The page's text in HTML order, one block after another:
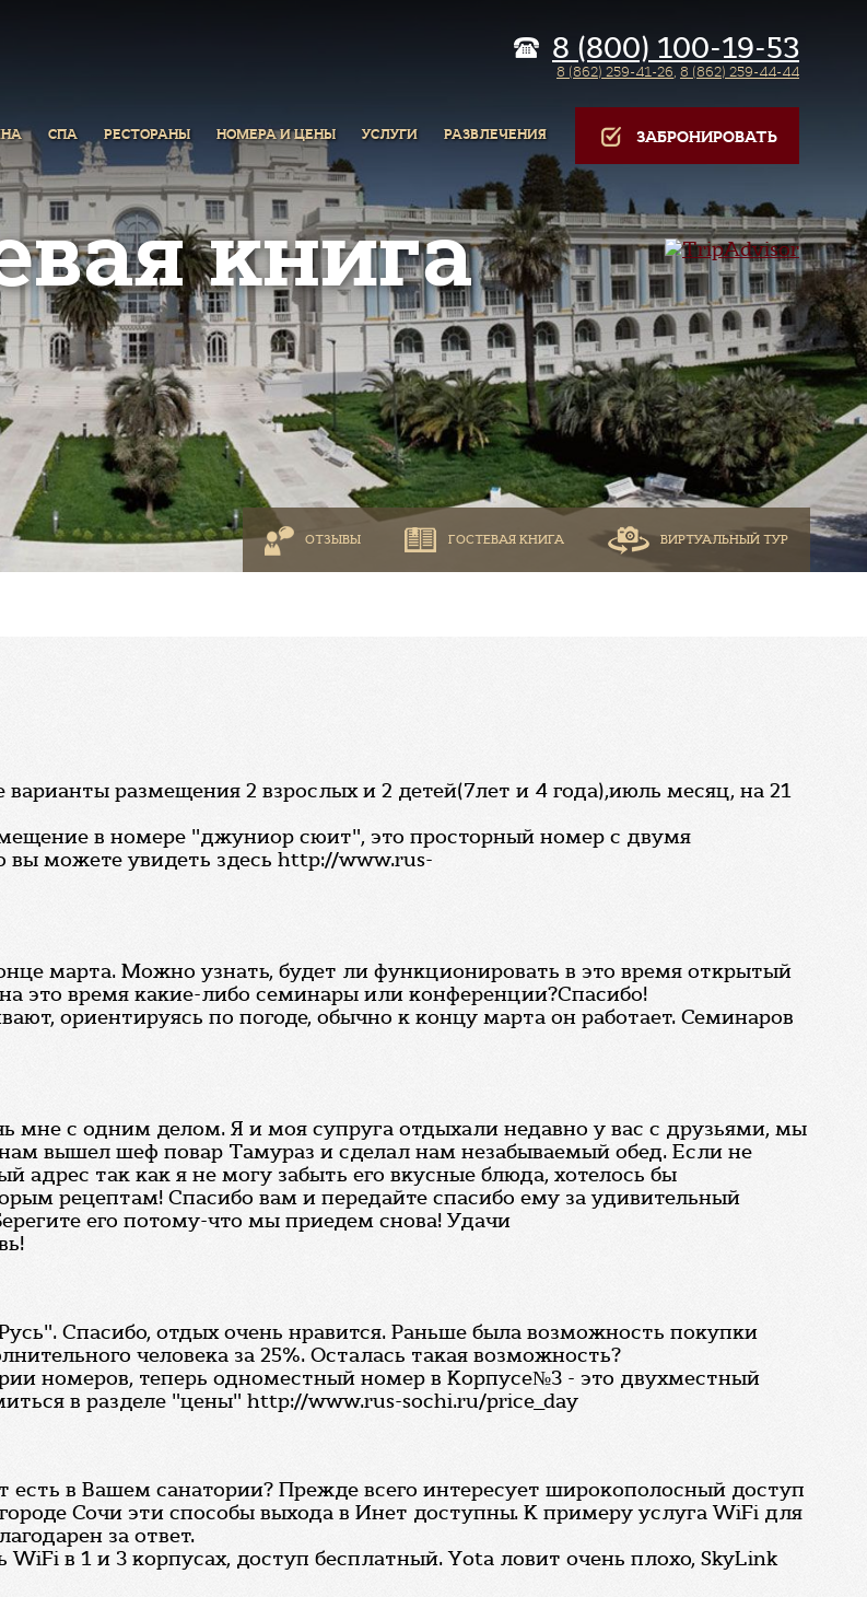
8 (800) 100-19-53
8 (862) 259-41-26, 8 (862) 259-44-44
СПА РЕСТОРАНЫ НОМЕРА И ЦЕНЫ УСЛУГИ РАЗВЛЕЧЕНИЯ ЗАБРОНИРОВАТЬ
книга
ОТЗЫВЫ ГОСТЕВАЯ КНИГА ВИРТУАЛЬНЫЙ ТУР
размещения 2 взрослых и 2 детей(7лет и 4 года),июль месяц, на 21
в номере "джуниор сюит", это просторный номер с двумя
можете увидеть здесь http://www.rus-
марта. Можно узнать, будет ли функционировать в это время открытый
это время какие-либо семинары или конференции?Спасибо!
ориентируясь по погоде, обычно к концу марта он работает. Семинаров
мне с одним делом. Я и моя супруга отдыхали недавно у вас с друзьями, мы
вышел шеф повар Тамураз и сделал нам незабываемый обед. Если не
адрес так как я не могу забыть его вкусные блюда, хотелось бы
рецептам! Спасибо вам и передайте спасибо ему за удивительный
его потому-что мы приедем снова! Удачи
Спасибо, отдых очень нравится. Раньше была возможность покупки
человека за 25%. Осталась такая возможность?
номеров, теперь одноместный номер в Корпусе№3 - это двухместный
в разделе "цены" http://www.rus-sochi.ru/price_day
в Вашем санатории? Прежде всего интересует широкополосный доступ
Сочи эти способы выхода в Инет доступны. К примеру услуга WiFi для
за ответ.
в 1 и 3 корпусах, доступ бесплатный. Yota ловит очень плохо, SkyLink